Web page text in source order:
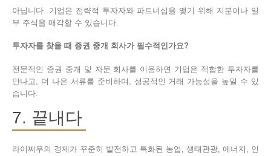
아닙니다. 기업은 전략적 투자자와 파트너십을 맺기 위해 지분이나 일
부 주식을 매각할 수 있습니다.
투자자를 찾을 때 증권 중개 회사가 필수적인가요?
전문적인 증권 중개 및 자문 회사를 이용하면 기업은 적합한 투자자를
만나고, 더 나은 서류를 준비하며, 성공적인 거래 가능성을 높일 수 있
습니다.
7. 끝내다
라이쩌우의 경제가 꾸준히 발전하고 특화된 농업, 생태관광, 에너지, 인